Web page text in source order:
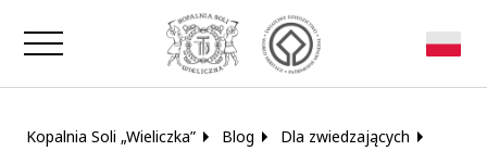
Zamknij okno
Kopalnia Soli „Wieliczka” Blog
Dla zwiedzających